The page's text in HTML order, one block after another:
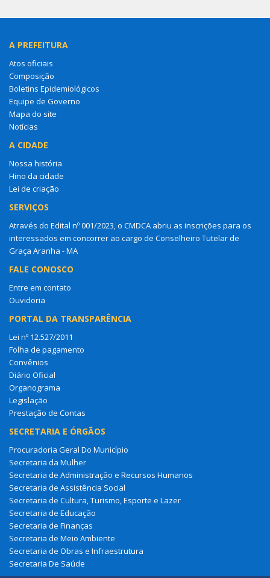
A PREFEITURA
Atos oficiais
Composição
Boletins Epidemiológicos
Equipe de Governo
Mapa do site
Notícias
A CIDADE
Nossa história
Hino da cidade
Lei de criação
SERVIÇOS
Através do Edital nº 001/2023, o CMDCA abriu as inscrições para os
interessados em concorrer ao cargo de Conselheiro Tutelar de
Graça Aranha - MA
FALE CONOSCO
Entre em contato
Ouvidoria
PORTAL DA TRANSPARÊNCIA
Lei nº 12.527/2011
Folha de pagamento
Convênios
Diário Oficial
Organograma
Legislação
Prestação de Contas
SECRETARIA E ÓRGÃOS
Procuradoria Geral Do Município
Secretaria da Mulher
Secretaria de Administração e Recursos Humanos
Secretaria de Assistência Social
Secretaria de Cultura, Turismo, Esporte e Lazer
Secretaria de Educação
Secretaria de Finanças
Secretaria de Meio Ambiente
Secretaria de Obras e Infraestrutura
Secretaria De Saúde